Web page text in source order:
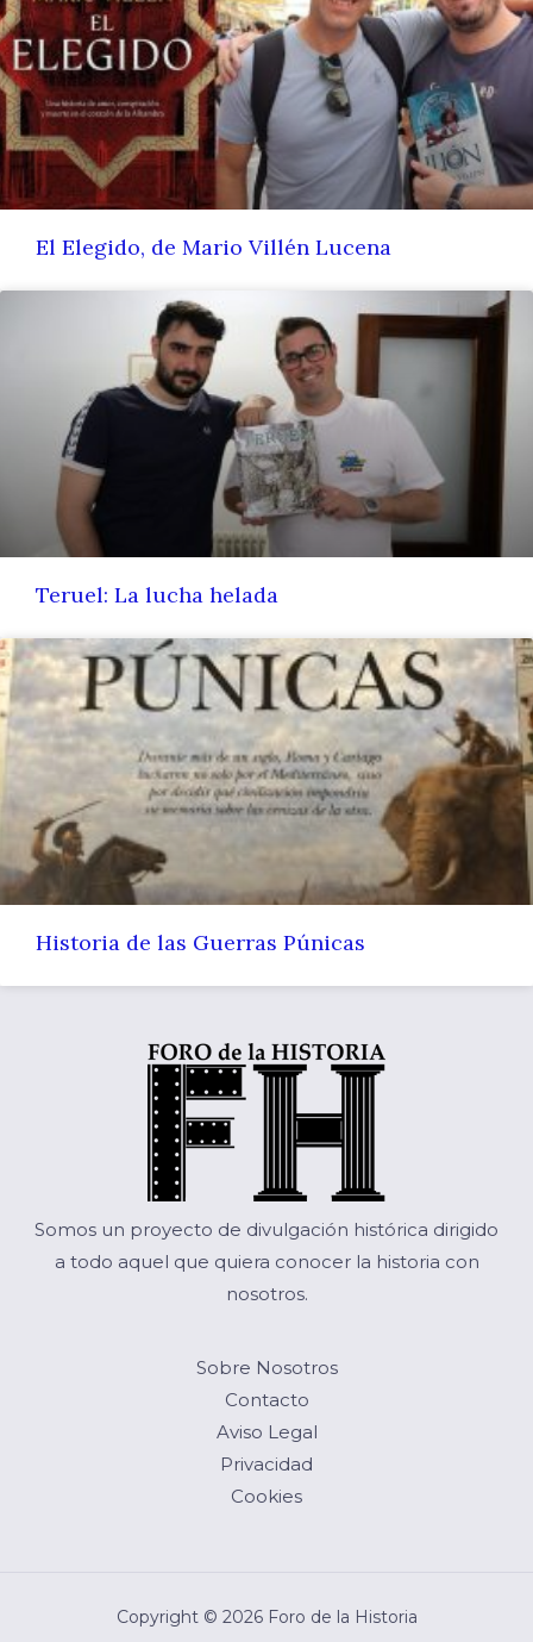
El Elegido, de Mario Villén Lucena
Teruel: La lucha helada
Historia de las Guerras Púnicas
Somos un proyecto de divulgación histórica dirigido
a todo aquel que quiera conocer la historia con
nosotros.
Sobre Nosotros
Contacto
Aviso Legal
Privacidad
Cookies
Copyright © 2026 Foro de la Historia